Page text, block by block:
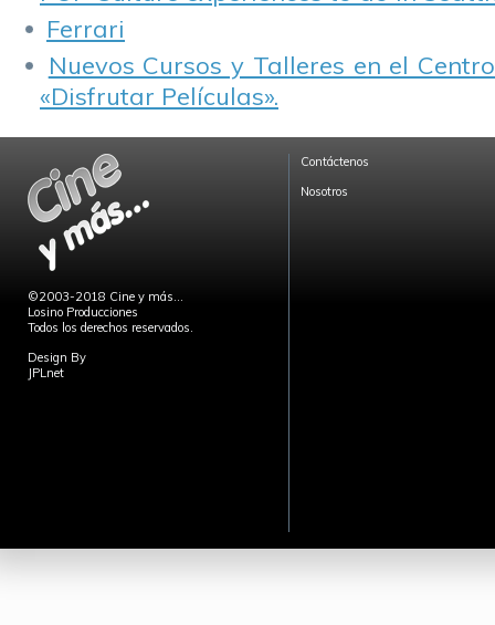
Ferrari
Nuevos Cursos y Talleres en el
«Disfrutar Películas».
©2003-2018 Cine y más...
Losino Producciones
Todos los derechos reservados.
Design By
JPLnet
Contáctenos
Nosotros